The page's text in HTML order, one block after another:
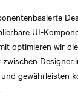
UI-
optimieren wir die
gewährleisten